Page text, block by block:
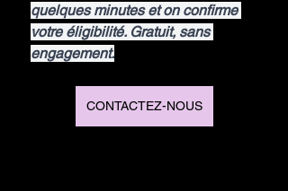
quelques minutes et on confirme
votre éligibilité. Gratuit, sans
engagement.
CONTACTEZ-NOUS